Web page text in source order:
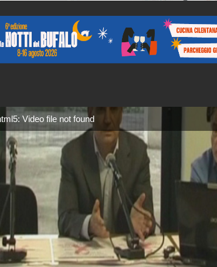
Video file not found